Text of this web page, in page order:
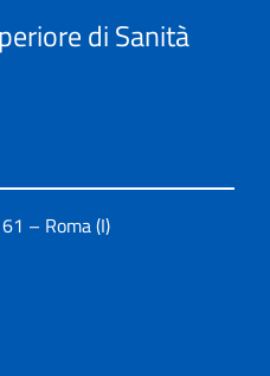
di Sanità
– Roma (I)